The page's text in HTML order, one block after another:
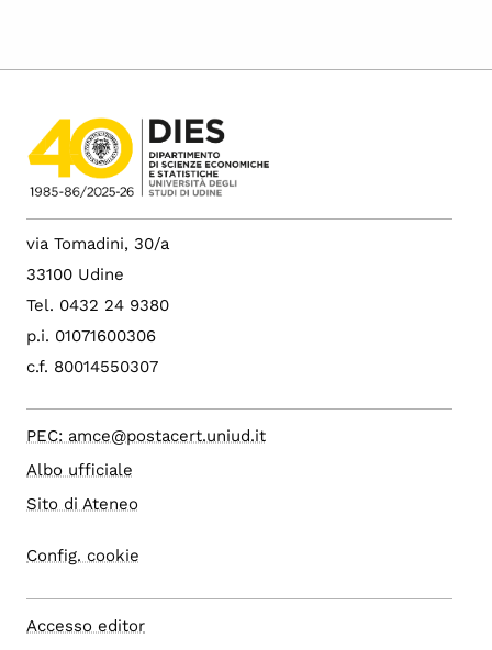
via Tomadini, 30/a
33100 Udine
Tel. 0432 24 9380
p.i. 01071600306
c.f. 80014550307
PEC: amce@postacert.uniud.it
Albo ufficiale
Sito di Ateneo
Config. cookie
Accesso editor